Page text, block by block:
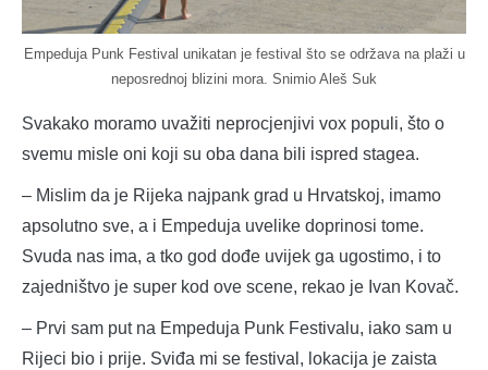
Empeduja Punk Festival unikatan je festival što se održava na plaži u
neposrednoj blizini mora. Snimio Aleš Suk
Svakako moramo uvažiti neprocjenjivi vox populi, što o
svemu misle oni koji su oba dana bili ispred stagea.
– Mislim da je Rijeka najpank grad u Hrvatskoj, imamo
apsolutno sve, a i Empeduja uvelike doprinosi tome.
Svuda nas ima, a tko god dođe uvijek ga ugostimo, i to
zajedništvo je super kod ove scene, rekao je Ivan Kovač.
– Prvi sam put na Empeduja Punk Festivalu, iako sam u
Rijeci bio i prije. Sviđa mi se festival, lokacija je zaista